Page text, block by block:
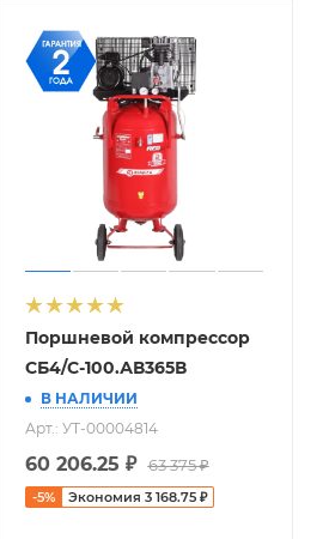
Поршневой компрессор
СБ4/С-100.АВ365В
В НАЛИЧИИ
Арт.: УТ-00004814
60 206.25 ₽ 63 375₽
-5% Экономия 3 168.75₽